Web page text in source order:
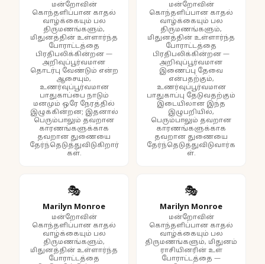
மன்றோவின்
கொந்தளிப்பான காதல்
வாழ்க்கையும் பல
திருமணங்களும்,
மிதுனத்தின் உள்ளார்ந்த
போராட்டத்தை
பிரதிபலிக்கின்றன —
அறிவுப்பூர்வமான
தொடர்பு வேண்டும் என்ற
ஆசையும்,
உணர்வுப்பூர்வமான
பாதுகாப்பை நாடும்
மனமும் ஒரே நேரத்தில்
இழுக்கின்றன; இதனால்
பெரும்பாலும் தவறான
காரணங்களுக்காக
தவறான துணையை
தேர்ந்தெடுத்துவிடுகிறார்
கள்.
மன்றோவின்
கொந்தளிப்பான காதல்
வாழ்க்கையும் பல
திருமணங்களும்,
மிதுனத்தின் உள்ளார்ந்த
போராட்டத்தை
பிரதிபலிக்கின்றன —
அறிவுப்பூர்வமான
இணைப்பு தேவை
என்பதற்கும்,
உணர்வுப்பூர்வமான
பாதுகாப்பு தேடுவதற்கும்
இடையிலான இந்த
இழுபறியில்,
பெரும்பாலும் தவறான
காரணங்களுக்காக
தவறான துணையை
தேர்ந்தெடுத்துவிடுவார்க
ள்.
🎭
Marilyn Monroe
மன்றோவின்
கொந்தளிப்பான காதல்
வாழ்க்கையும் பல
திருமணங்களும்,
மிதுனத்தின் உள்ளார்ந்த
போராட்டத்தை
🎭
Marilyn Monroe
மன்றோவின்
கொந்தளிப்பான காதல்
வாழ்க்கையும் பல
திருமணங்களும், மிதுனம்
ராசியினரின் உள்
போராட்டத்தை —